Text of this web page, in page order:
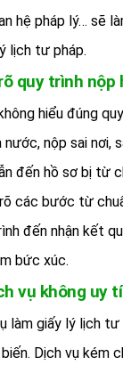
hệ pháp lý… sẽ
lịch tư pháp.
quy trình nộp
hiểu đúng
nước, nộp sai nơi,
đến hồ sơ bị từ
các bước từ
đến nhận kết
bức xúc.
vụ không uy
làm giấy lý lịch
Dịch vụ kém